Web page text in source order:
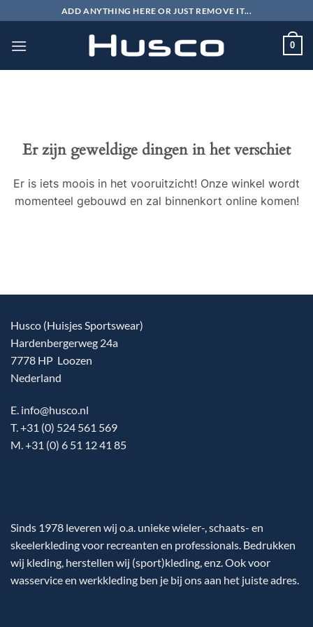
naar
inhoud
ADD ANYTHING HERE OR JUST REMOVE IT...
0
Er zijn geweldige dingen in het verschiet
Er is iets moois in het vooruitzicht! Onze winkel wordt
momenteel gebouwd en zal binnenkort online komen!
Husco (Huisjes Sportswear)
Hardenbergerweg 24a
7778 HP Loozen
Nederland
E. info@husco.nl
T. +31 (0) 524 561 569
M. +31 (0) 6 51 12 41 85
Sinds 1978 leveren wij o.a. unieke wieler-, schaats- en
skeelerkleding voor recreanten en professionals. Bedrukken
wij kleding, herstellen wij (sport)kleding, enz. Ook voor
wasservice en werkkleding ben je bij ons aan het juiste adres.